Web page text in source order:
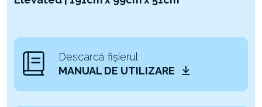
Descarcă fișierul
MANUAL DE UTILIZARE